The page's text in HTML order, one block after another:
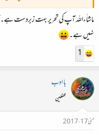
ماشاٰءاللہ آپ کی تحریر بہت زبردست
نہیں ہے۔
1
با ادب
محفلین
مئی 17، 2017